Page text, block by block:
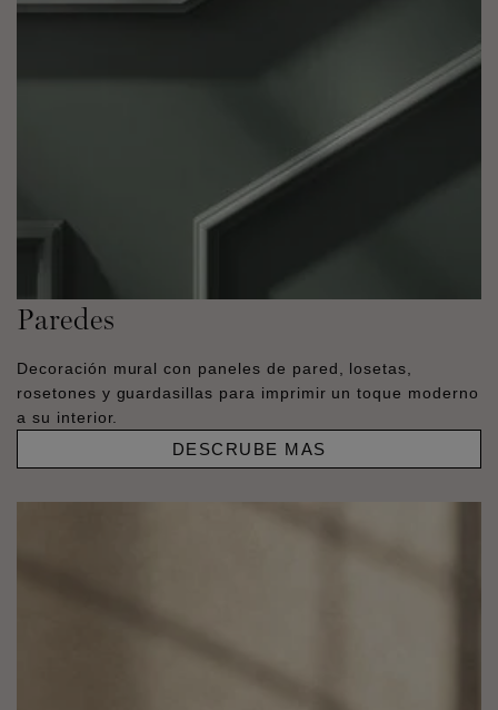
Paredes
Decoración mural con paneles de pared, losetas,
rosetones y guardasillas para imprimir un toque moderno
a su interior.
DESCRUBE MAS